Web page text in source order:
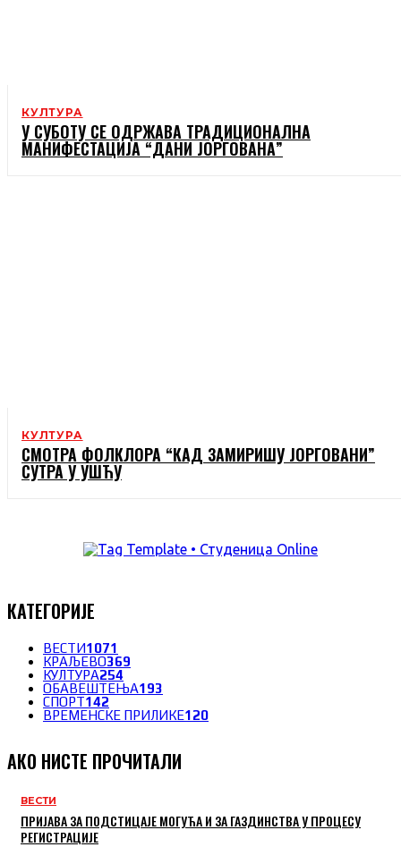
КУЛТУРА
У СУБОТУ СЕ ОДРЖАВА ТРАДИЦИОНАЛНА
МАНИФЕСТАЦИЈА “ДАНИ ЈОРГОВАНА”
КУЛТУРА
СМОТРА ФОЛКЛОРА “КАД ЗАМИРИШУ ЈОРГОВАНИ”
СУТРА У УШЋУ
КАТЕГОРИЈЕ
ВЕСТИ1071
КРАЉЕВО369
КУЛТУРА254
ОБАВЕШТЕЊА193
СПОРТ142
ВРЕМЕНСКЕ ПРИЛИКЕ120
АКО НИСТЕ ПРОЧИТАЛИ
ВЕСТИ
ПРИЈАВА ЗА ПОДСТИЦАЈЕ МОГУЋА И ЗА ГАЗДИНСТВА У ПРОЦЕСУ
РЕГИСТРАЦИЈЕ